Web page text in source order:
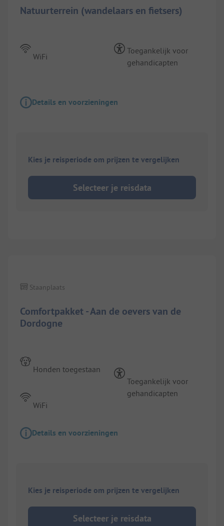
Natuurterrein (wandelaars en fietsers)
WiFi
Toegankelijk voor
gehandicapten
Details en voorzieningen
Kies je reisperiode om prijzen te vergelijken
Selecteer je reisdata
Comfortpakket - Aan de oevers van de
Dordogne
Staanplaats
Honden toegestaan
WiFi
Toegankelijk voor
gehandicapten
Details en voorzieningen
Kies je reisperiode om prijzen te vergelijken
Selecteer je reisdata